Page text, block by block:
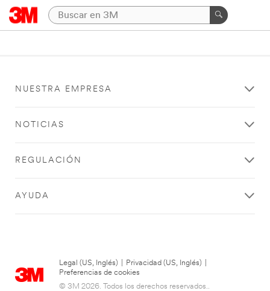
NUESTRA EMPRESA
NOTICIAS
REGULACIÓN
AYUDA
Legal (US, Inglés) Privacidad (US, Inglés)
Preferencias de cookies
© 3M 2026. Todos los derechos reservados..